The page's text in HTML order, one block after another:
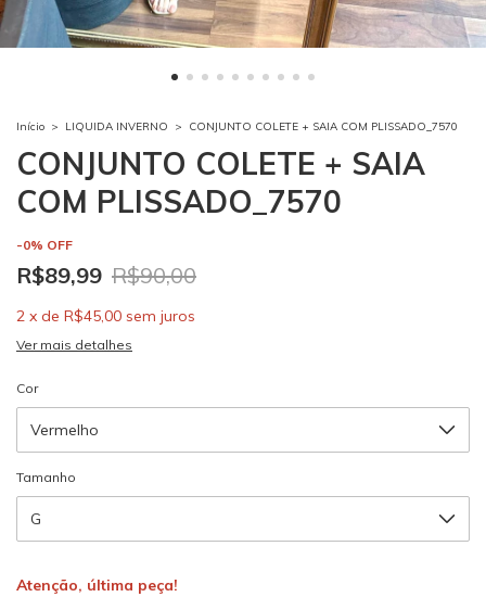
Início > LIQUIDA INVERNO > CONJUNTO COLETE + SAIA COM PLISSADO_7570
CONJUNTO COLETE + SAIA
COM PLISSADO_7570
-0% OFF
R$89,99 R$90,00
2 x de R$45,00 sem juros
Ver mais detalhes
Cor
Tamanho
Atenção, última peça!